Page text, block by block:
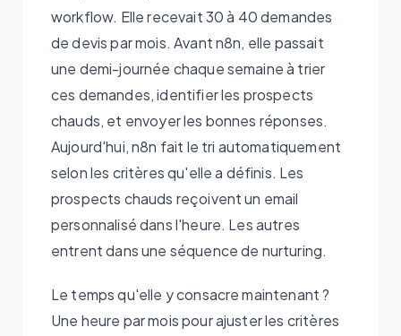
workflow. Elle recevait 30 à 40 demandes
de devis par mois. Avant n8n, elle passait
une demi-journée chaque semaine à trier
ces demandes, identifier les prospects
chauds, et envoyer les bonnes réponses.
Aujourd'hui, n8n fait le tri automatiquement
selon les critères qu'elle a définis. Les
prospects chauds reçoivent un email
personnalisé dans l'heure. Les autres
entrent dans une séquence de nurturing.
Le temps qu'elle y consacre maintenant ?
Une heure par mois pour ajuster les critères